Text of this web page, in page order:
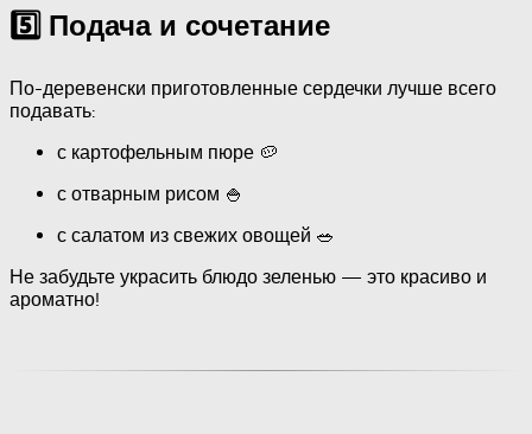
5️⃣ Подача и сочетание
По-деревенски приготовленные сердечки лучше всего
подавать:
с картофельным пюре 🥔
с отварным рисом 🍚
с салатом из свежих овощей 🥗
Не забудьте украсить блюдо зеленью — это красиво и
ароматно!